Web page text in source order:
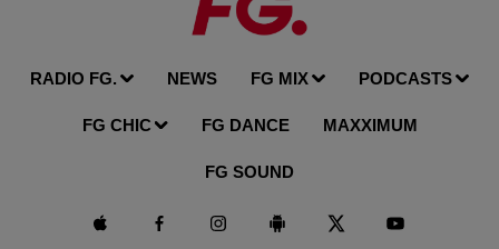
RADIO FG. NEWS FG MIX PODCASTS
FG CHIC FG DANCE MAXXIMUM
FG SOUND